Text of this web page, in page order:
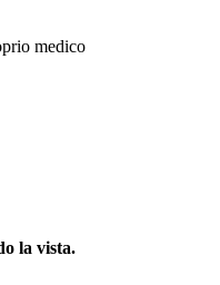
medico
la vista.